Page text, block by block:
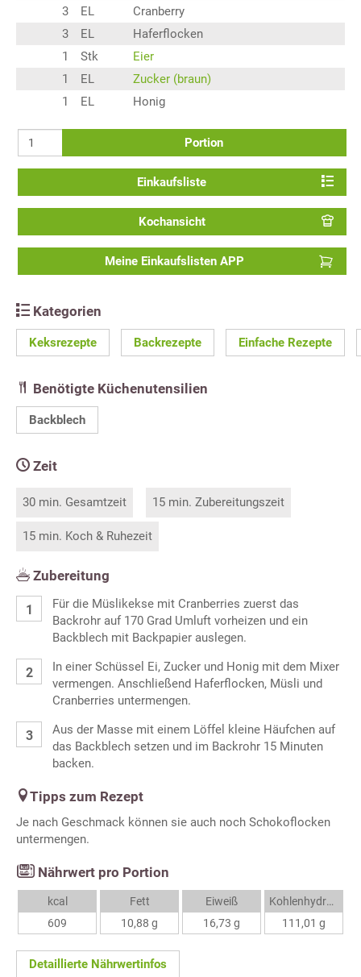
3
EL
Cranberry
3
EL
Haferflocken
1
Stk
Eier
1
EL
Zucker (braun)
1
EL Honig
Portion
Einkaufsliste
Kochansicht
Meine Einkaufslisten APP
Kategorien
Keksrezepte Backrezepte Einfache Rezepte
Benötigte Küchenutensilien
Backblech
Zeit
30 min. Gesamtzeit 15 min. Zubereitungszeit
15 min. Koch & Ruhezeit
Zubereitung
Für die Müslikekse mit Cranberries zuerst das
Backrohr auf 170 Grad Umluft vorheizen und ein
Backblech mit Backpapier auslegen.
In einer Schüssel Ei, Zucker und Honig mit dem Mixer
vermengen. Anschließend Haferflocken, Müsli und
Cranberries untermengen.
Aus der Masse mit einem Löffel kleine Häufchen auf
das Backblech setzen und im Backrohr 15 Minuten
backen.
Tipps zum Rezept
Je nach Geschmack können sie auch noch Schokoflocken
untermengen.
Nährwert pro Portion
kcal
609
Fett
10,88 g
Eiweiß
16,73 g
Kohlenhydrate
111,01 g
Detaillierte Nährwertinfos